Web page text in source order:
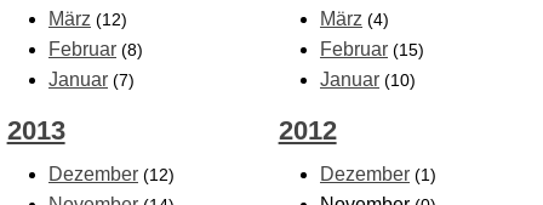
März (12)
Februar (8)
Januar (7)
März (4)
Februar (15)
Januar (10)
2013
Dezember (12)
2012
Dezember (1)